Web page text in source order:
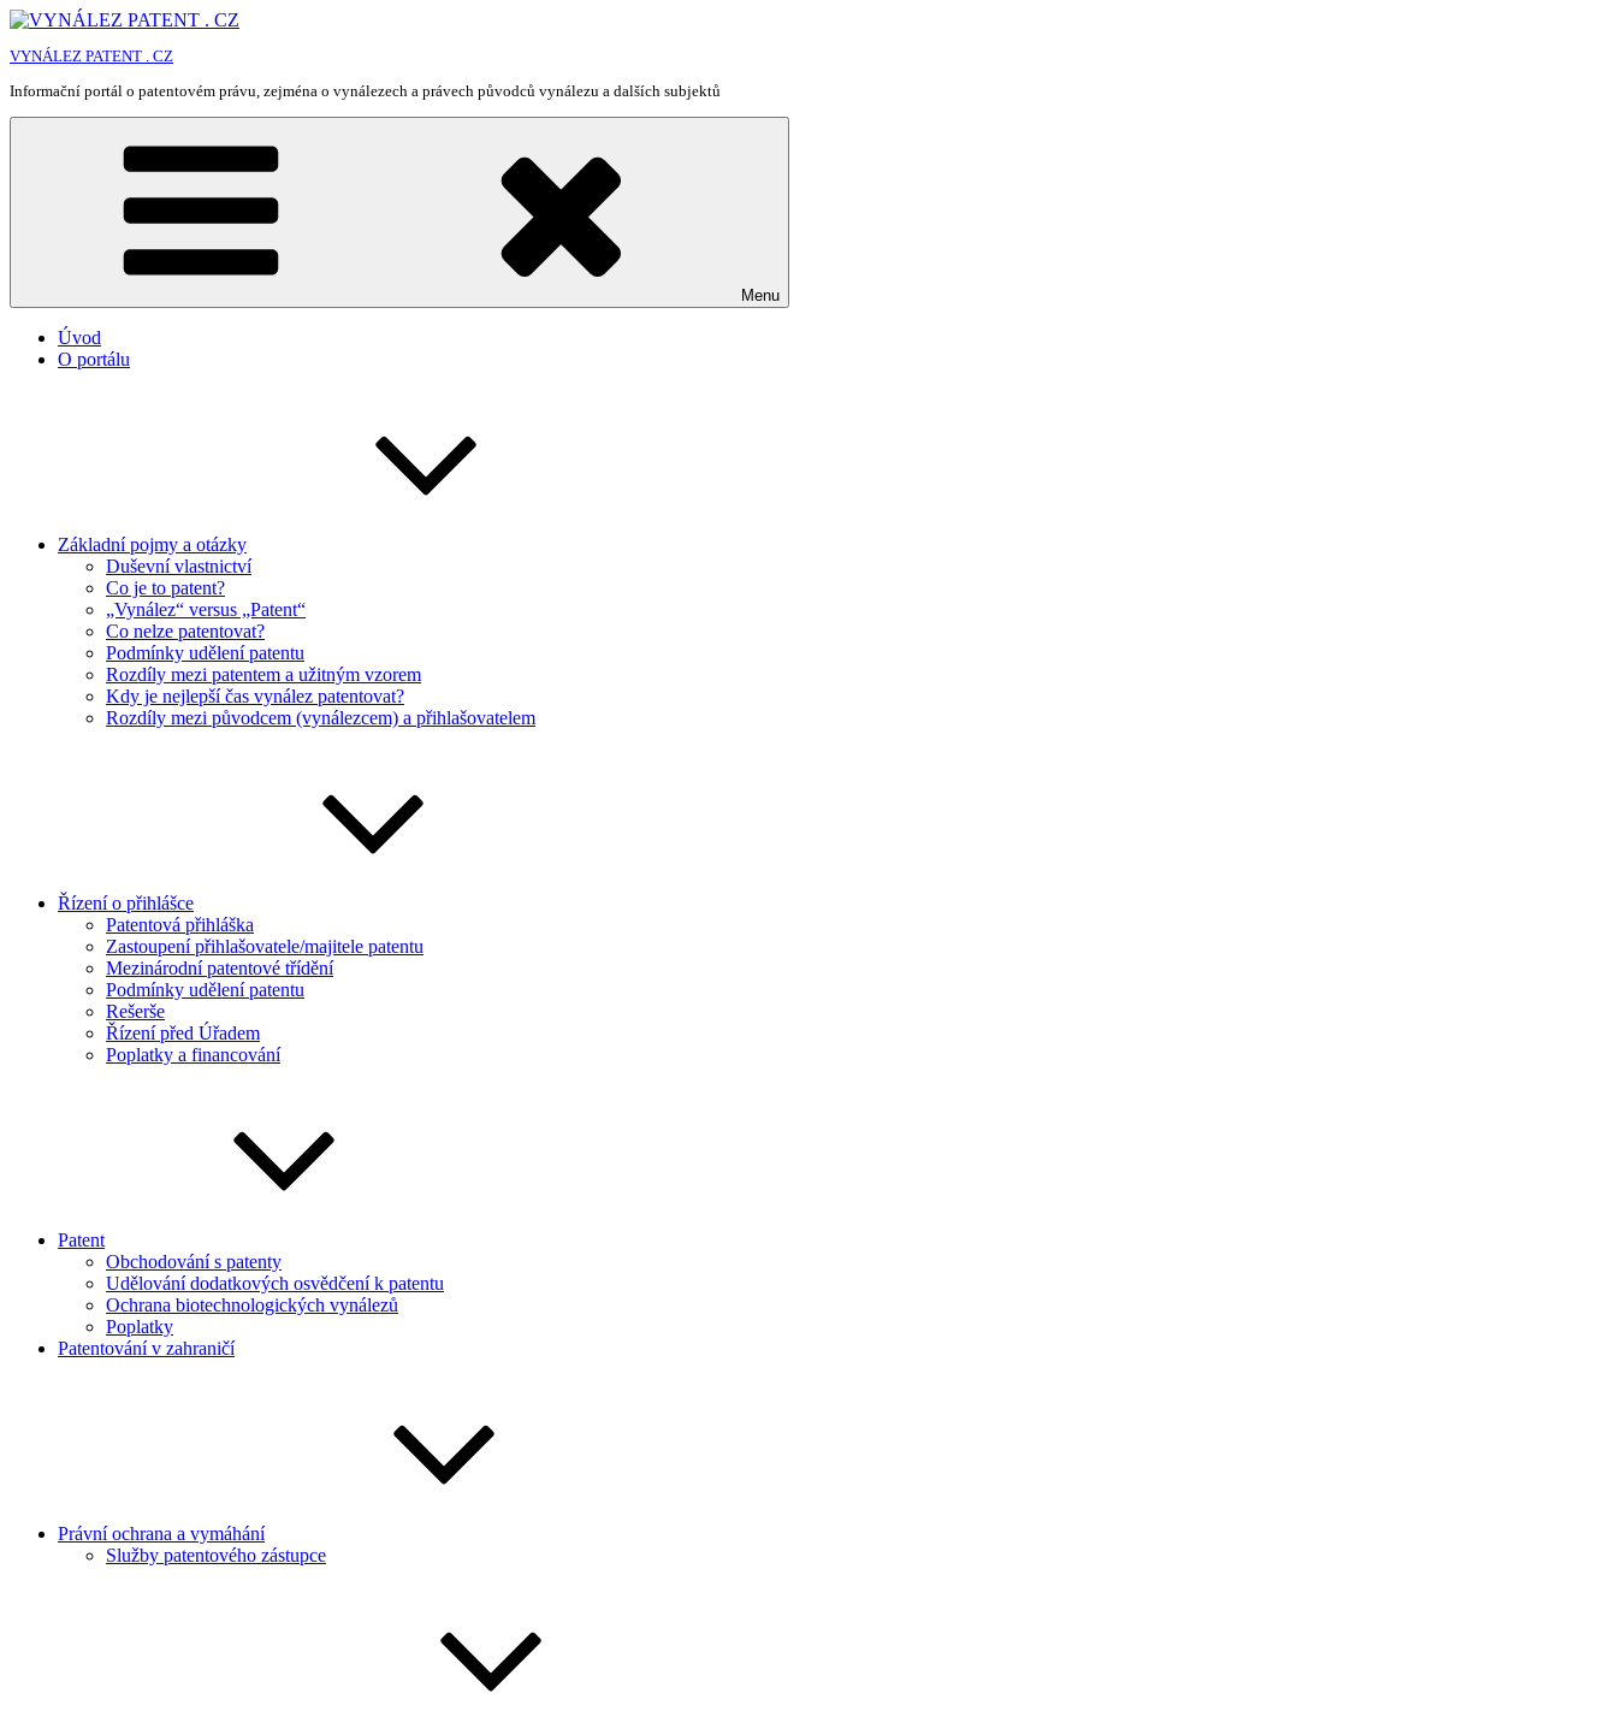
Přejít
obsahu
webu
VYNÁLEZ PATENT . CZ
Informační portál o patentovém právu, zejména o vynálezech a právech původců vynálezu a dalších subjektů
Menu
Úvod
O portálu
Základní pojmy a otázky
Duševní vlastnictví
Co je to patent?
„Vynález“ versus „Patent“
Co nelze patentovat?
Podmínky udělení patentu
Rozdíly mezi patentem a užitným vzorem
Kdy je nejlepší čas vynález patentovat?
Rozdíly mezi původcem (vynálezcem) a přihlašovatelem
Řízení o přihlášce
Patentová přihláška
Zastoupení přihlašovatele/majitele patentu
Mezinárodní patentové třídění
Podmínky udělení patentu
Rešerše
Řízení před Úřadem
Poplatky a financování
Patent
Obchodování s patenty
Udělování dodatkových osvědčení k patentu
Ochrana biotechnologických vynálezů
Poplatky
Patentování v zahraničí
Právní ochrana a vymáhání
Služby patentového zástupce